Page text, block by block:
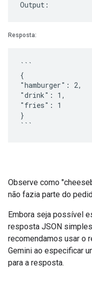
Resposta:
```
{
"hamburger": 2,
"drink": 1,
"fries": 1
}
Observe como
não fazia parte do
Embora seja possível
resposta JSON
recomendamos usar o
Gemini ao especificar
para a resposta.